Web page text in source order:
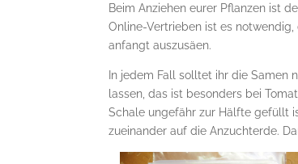
Beim Anziehen eurer Pflanzen ist
Online-Vertrieben ist es
anfangt auszusäen.
In jedem Fall solltet ihr die Samen
lassen, das ist besonders bei
Schale ungefähr zur Hälfte gefüllt
zueinander auf die Anzuchterde.